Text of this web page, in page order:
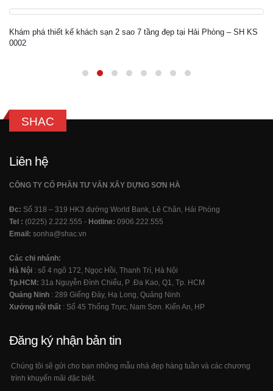
Khám phá thiết kế khách sạn 2 sao 7 tầng đẹp tại Hải Phòng – SH KS
0002
SHAC
Liên hệ
CÔNG TY CỔ PHẦN TƯ VẤN XÂY DỰNG SƠN HÀ
Đc: Số 318 – 319 HK3 đường World Bank, Lê Chân, Hải Phòng
Tel : (0225) 2.222.555 - Hotline: 0906.222.555
Email: sonha@shac.vn
Các chi nhánh:
Hà Nội : số 4 ngõ 172, Ngọc Hồi, Thanh Trì, Hà Nội
Tp.HCM: 31a Nguyễn Đình Chiểu, P .Đa Kao, Q1, Tp. HCM
Quảng Ninh : 289 Giếng Đáy, Hạ Long, Quảng Ninh
Xưởng nội thất : Số 45 Thống Trực, Nam Sơn. Kiến An, HP
Đăng ký nhận bản tin
Chúng tôi sẽ gửi cho bạn những mẫu nhà đẹp hàng tuần và các chương
trình khuyến mãi đặc biệt.